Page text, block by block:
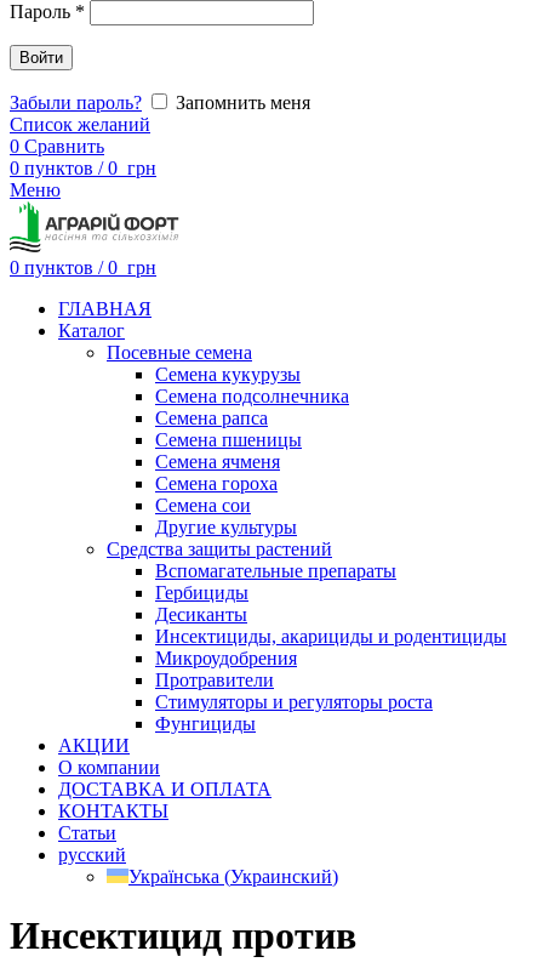
Пароль *
Войти
Забыли пароль?
Запомнить меня
Список желаний
0 Сравнить
0 пунктов / 0 грн
Меню
0 пунктов / 0 грн
ГЛАВНАЯ
Каталог
Посевные семена
Семена кукурузы
Семена подсолнечника
Семена рапса
Семена пшеницы
Семена ячменя
Семена гороха
Семена сои
Другие культуры
Средства защиты растений
Вспомагательные препараты
Гербициды
Десиканты
Инсектициды, акарициды и родентициды
Микроудобрения
Протравители
Стимуляторы и регуляторы роста
Фунгициды
АКЦИИ
О компании
ДОСТАВКА И ОПЛАТА
КОНТАКТЫ
Статьи
русский
Українська (Украинский)
Инсектицид против